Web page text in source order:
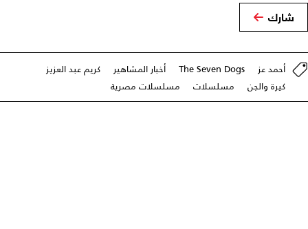
شارك
أحمد عز The Seven Dogs أخبار المشاهير
كريم عبد العزيز
كيرة والجن
مسلسلات مسلسلات مصرية